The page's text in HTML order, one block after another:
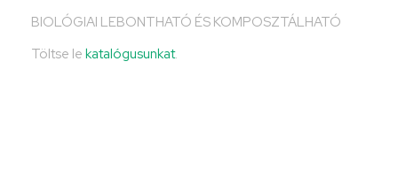
BIOLÓGIAI LEBONTHATÓ ÉS KOMPOSZTÁLHATÓ
Töltse le katalógusunkat.